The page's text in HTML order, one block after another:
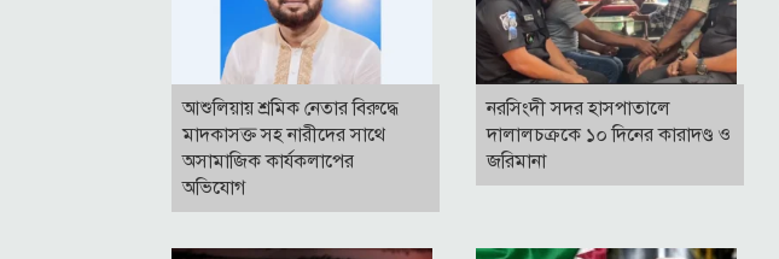
আশুলিয়ায় শ্রমিক নেতার বিরুদ্ধে
মাদকাসক্ত সহ নারীদের সাথে
অসামাজিক কার্যকলাপের
অভিযোগ
নরসিংদী সদর হাসপাতালে
দালালচক্রকে ১০ দিনের কারাদণ্ড ও
জরিমানা